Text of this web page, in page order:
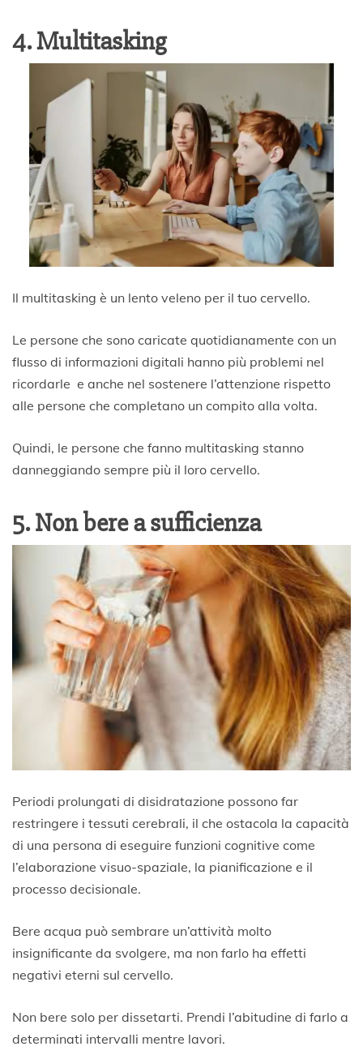
4. Multitasking
Il multitasking è un lento veleno per il tuo cervello.
Le persone che sono caricate quotidianamente con un
flusso di informazioni digitali hanno più problemi nel
ricordarle e anche nel sostenere l’attenzione rispetto
alle persone che completano un compito alla volta.
Quindi, le persone che fanno multitasking stanno
danneggiando sempre più il loro cervello.
5. Non bere a sufficienza
Periodi prolungati di disidratazione possono far
restringere i tessuti cerebrali, il che ostacola la capacità
di una persona di eseguire funzioni cognitive come
l’elaborazione visuo-spaziale, la pianificazione e il
processo decisionale.
Bere acqua può sembrare un’attività molto
insignificante da svolgere, ma non farlo ha effetti
negativi eterni sul cervello.
Non bere solo per dissetarti. Prendi l’abitudine di farlo a
determinati intervalli mentre lavori.